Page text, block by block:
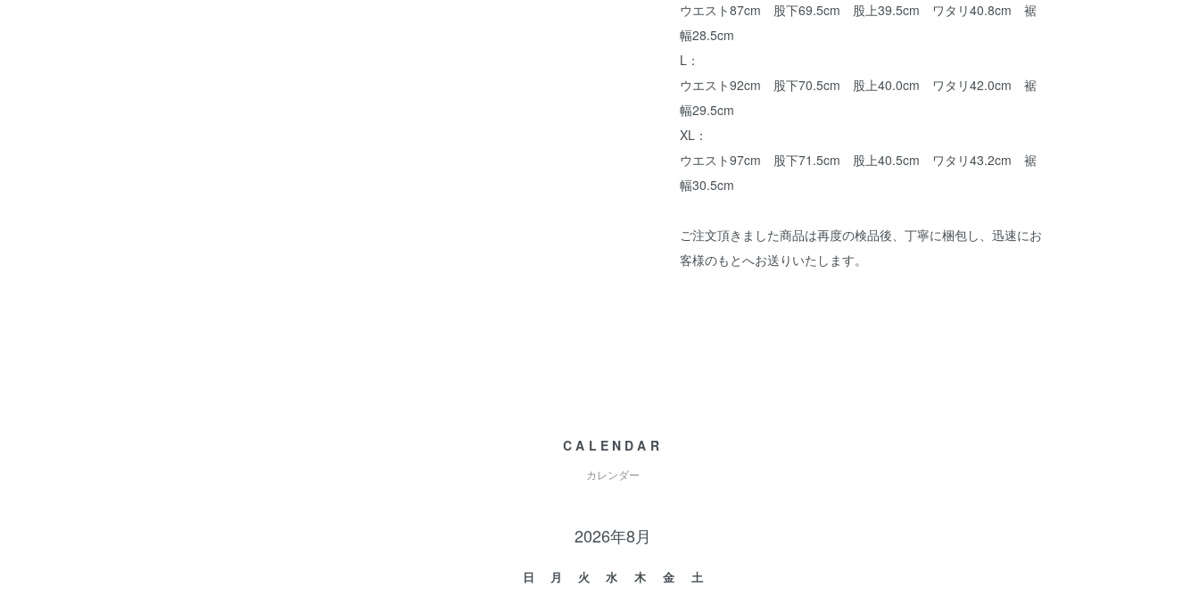
ウエスト87cm 股下69.5cm 股上39.5cm ワタリ40.8cm 裾
幅28.5cm
L：
ウエスト92cm 股下70.5cm 股上40.0cm ワタリ42.0cm 裾
幅29.5cm
XL：
ウエスト97cm 股下71.5cm 股上40.5cm ワタリ43.2cm 裾
幅30.5cm
ご注文頂きました商品は再度の検品後、丁寧に梱包し、迅速にお
客様のもとへお送りいたします。
CALENDAR
カレンダー
2026年8月
日 月 火 水 木 金
土